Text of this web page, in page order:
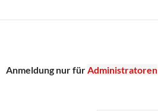
Anmeldung nur fürAdministratoren